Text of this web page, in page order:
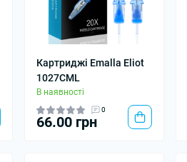
Картриджі Emalla Eliot
1027CML
В наявності
0
66.00 грн